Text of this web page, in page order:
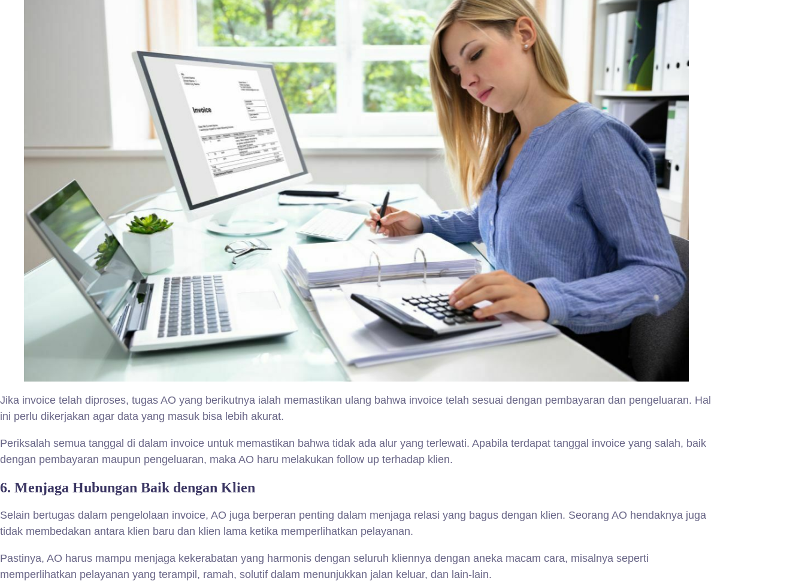
Jika invoice telah diproses, tugas AO yang berikutnya ialah memastikan ulang bahwa invoice telah sesuai dengan pembayaran dan pengeluaran. Hal
ini perlu dikerjakan agar data yang masuk bisa lebih akurat.
Periksalah semua tanggal di dalam invoice untuk memastikan bahwa tidak ada alur yang terlewati. Apabila terdapat tanggal invoice yang salah, baik
dengan pembayaran maupun pengeluaran, maka AO haru melakukan follow up terhadap klien.
6. Menjaga Hubungan Baik dengan Klien
Selain bertugas dalam pengelolaan invoice, AO juga berperan penting dalam menjaga relasi yang bagus dengan klien. Seorang AO hendaknya juga
tidak membedakan antara klien baru dan klien lama ketika memperlihatkan pelayanan.
Pastinya, AO harus mampu menjaga kekerabatan yang harmonis dengan seluruh kliennya dengan aneka macam cara, misalnya seperti
memperlihatkan pelayanan yang terampil, ramah, solutif dalam menunjukkan jalan keluar, dan lain-lain.